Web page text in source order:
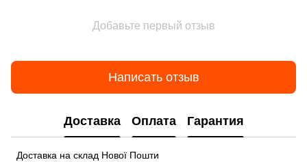
Добавьте первый отзыв
Написать отзыв
Доставка Оплата Гарантия
Доставка на склад Нової Пошти